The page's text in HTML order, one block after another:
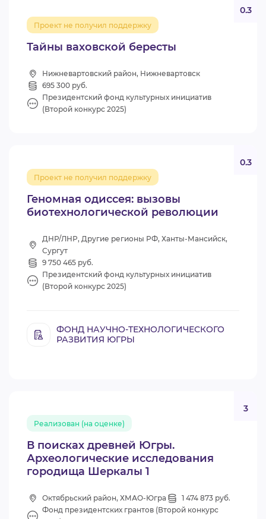
Тайны ваховской бересты
Проект не получил поддержку
0.3
Нижневартовский район, Нижневартовск
695 300 руб.
Президентский фонд культурных инициатив
(Второй конкурс 2025)
Геномная одиссея: вызовы
биотехнологической революции
Проект не получил поддержку
0.3
ДНР/ЛНР, Другие регионы РФ, Ханты-Мансийск,
Сургут
9 750 465 руб.
Президентский фонд культурных инициатив
(Второй конкурс 2025)
ФОНД НАУЧНО-ТЕХНОЛОГИЧЕСКОГО
РАЗВИТИЯ ЮГРЫ
В поисках древней Югры.
Археологические исследования
городища Шеркалы 1
Реализован (на оценке)
3
Октябрьский район, ХМАО-Югра
1 474 873 руб.
Фонд президентских грантов (Второй конкурс